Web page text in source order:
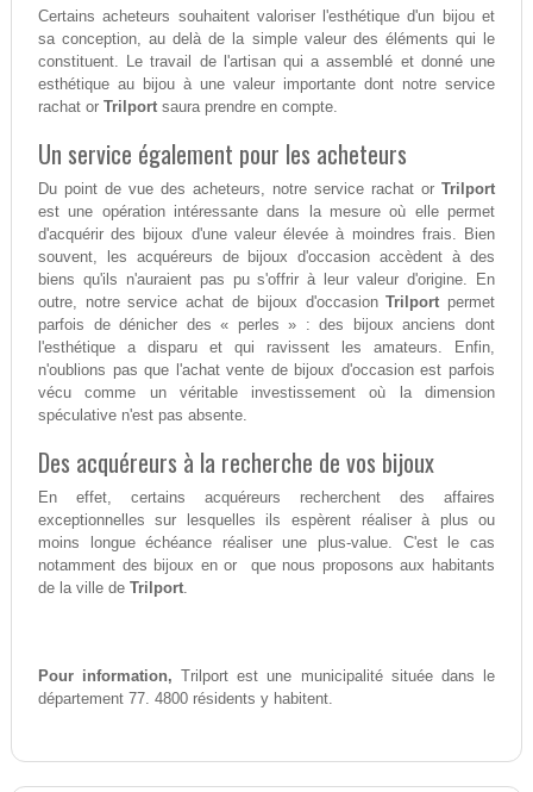
Certains acheteurs souhaitent valoriser l'esthétique d'un bijou et
sa conception, au delà de la simple valeur des éléments qui le
constituent. Le travail de l'artisan qui a assemblé et donné une
esthétique au bijou à une valeur importante dont notre service
rachat or Trilportsaura prendre en compte.
Un service également pour les acheteurs
Du point de vue des acheteurs, notre service rachat orTrilport
est une opération intéressante dans la mesure où elle permet
d'acquérir des bijoux d'une valeur élevée à moindres frais. Bien
souvent, les acquéreurs de bijoux d'occasion accèdent à des
biens qu'ils n'auraient pas pu s'offrir à leur valeur d'origine. En
outre, notre service achat de bijoux d'occasionTrilport permet
parfois de dénicher des « perles » : des bijoux anciens dont
l'esthétique a disparu et qui ravissent les amateurs. Enfin,
n'oublions pas que l'achat vente de bijoux d'occasion est parfois
vécu comme un véritable investissement où la dimension
spéculative n'est pas absente.
Des acquéreurs à la recherche de vos bijoux
En effet, certains acquéreurs recherchent des affaires
exceptionnelles sur lesquelles ils espèrent réaliser à plus ou
moins longue échéance réaliser une plus-value. C'est le cas
notamment des bijoux en or que nous proposons aux habitants
de la ville de Trilport.
Pour information, Trilport est une municipalité située dans le
département 77. 4800 résidents y habitent.